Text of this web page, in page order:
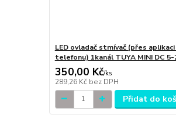
LED ovladač stmívač (přes aplikaci
telefonu) 1kanál TUYA MINI DC 5-
350,00 Kč/ks
289,26 Kč bez DPH
Přidat do